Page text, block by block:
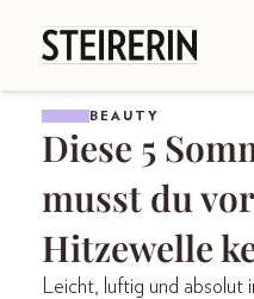
BEAUTY
Diese 5
musst du
Hitzewelle
Leicht, luftig und absolut